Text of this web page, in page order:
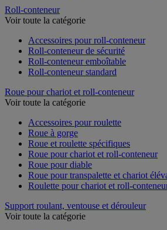
Roll-conteneur
Voir toute la catégorie
Accessoires pour roll-conteneur
Roll-conteneur de sécurité
Roll-conteneur emboîtable
Roll-conteneur standard
Roue pour chariot et roll-conteneur
Voir toute la catégorie
Accessoires pour roulette
Roue à gorge
Roue et roulette spécifiques
Roue pour chariot et roll-conteneur
Roue pour diable
Roue pour transpalette et chariot
Roulette pour chariot et roll-
Support roulant, ventouse et dérouleur
Voir toute la catégorie